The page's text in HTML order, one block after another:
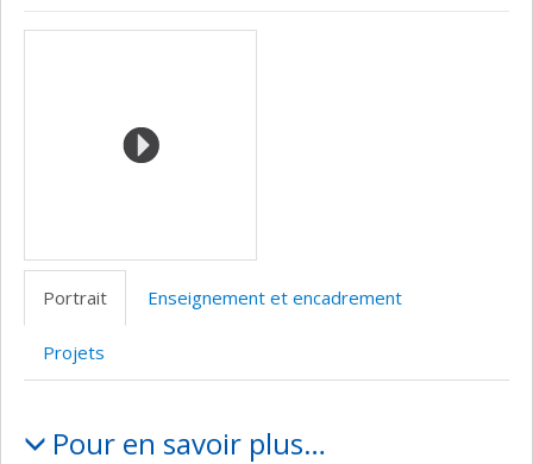
ResearchGate
Page LinkedInCompteAutre
Médias
Portrait Enseignement et encadrement
Projets
Pour en savoir plus…